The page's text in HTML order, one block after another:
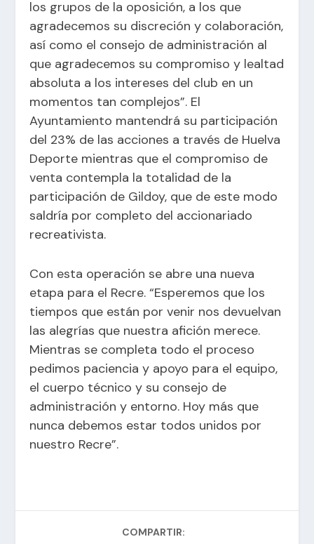
los grupos de la oposición, a los que
agradecemos su discreción y colaboración,
así como el consejo de administración al
que agradecemos su compromiso y lealtad
absoluta a los intereses del club en un
momentos tan complejos”. El
Ayuntamiento mantendrá su participación
del 23% de las acciones a través de Huelva
Deporte mientras que el compromiso de
venta contempla la totalidad de la
participación de Gildoy, que de este modo
saldría por completo del accionariado
recreativista.
Con esta operación se abre una nueva
etapa para el Recre. “Esperemos que los
tiempos que están por venir nos devuelvan
las alegrías que nuestra afición merece.
Mientras se completa todo el proceso
pedimos paciencia y apoyo para el equipo,
el cuerpo técnico y su consejo de
administración y entorno. Hoy más que
nunca debemos estar todos unidos por
nuestro Recre”.
COMPARTIR: